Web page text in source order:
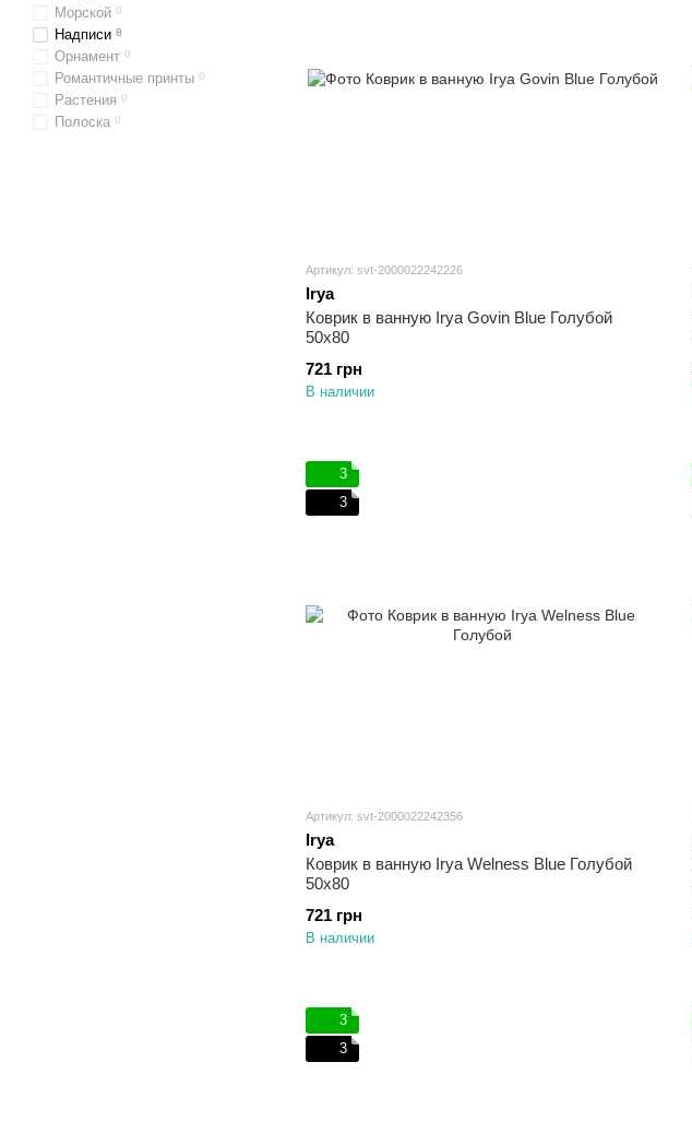
Артикул: svt-2000022242226
Irya
Коврик в ванную Irya Govin Blue Голубой
50х80
721 грн
В наличии
3
3
Артикул: svt-2000022242356
Irya
Коврик в ванную Irya Welness Blue Голубой
50х80
721 грн
В наличии
3
3
Морской 0
Надписи 8
Орнамент 0
Романтичные принты 0
Растения 0
Полоска 0